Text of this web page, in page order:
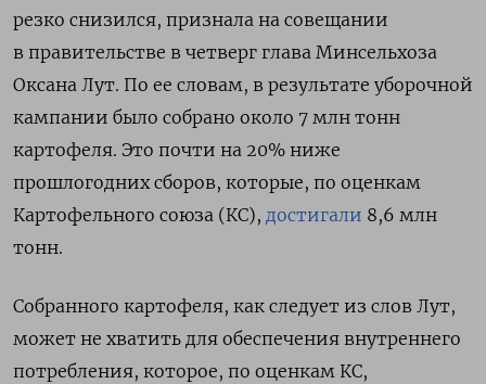
резко снизился, признала на совещании
в правительстве в четверг глава Минсельхоза
Оксана Лут. По ее словам, в результате уборочной
кампании было собрано около 7 млн тонн
картофеля. Это почти на 20% ниже
прошлогодних сборов, которые, по оценкам
Картофельного союза (КС), достигали 8,6 млн
тонн.
Собранного картофеля, как следует из слов Лут,
может не хватить для обеспечения внутреннего
потребления, которое, по оценкам КС,